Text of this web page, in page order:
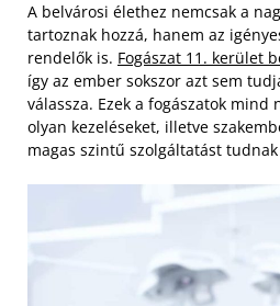
A belvárosi élethez nemcsak a
tartoznak hozzá, hanem az
rendelők is. Fogászat 11. kerület
így az ember sokszor azt sem
válassza. Ezek a fogászatok mind
olyan kezeléseket, illetve
magas szintű szolgáltatást